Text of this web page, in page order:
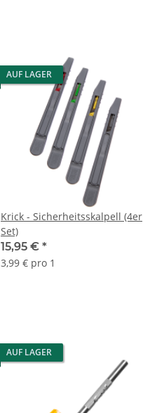
AUF LAGER
Krick - Sicherheitsskalpell (4er
Set)
15,95 € *
3,99 € pro 1
AUF LAGER